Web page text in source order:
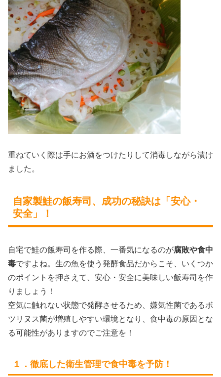
重ねていく際は手にお酒をつけたりして消毒しながら漬け
ました。
自家製鮭の飯寿司、成功の秘訣は「安心・
安全」！
自宅で鮭の飯寿司を作る際、一番気になるのが腐敗や食中
毒ですよね。生の魚を使う発酵食品だからこそ、いくつか
のポイントを押さえて、安心・安全に美味しい飯寿司を作
りましょう！
空気に触れない状態で発酵させるため、嫌気性菌であるボ
ツリヌス菌が増殖しやすい環境となり、食中毒の原因とな
る可能性がありますのでご注意を！
１．徹底した衛生管理で食中毒を予防！